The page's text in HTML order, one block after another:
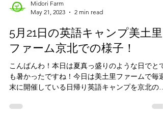
Midori Farm
May 21, 2023
2 min read
5月21日の英語キャンプ美土里
ファーム京北での様子！
こんばんわ！本日は夏真っ盛りのような日でとて
末に開催している日帰り英語キャンプを京北のミ